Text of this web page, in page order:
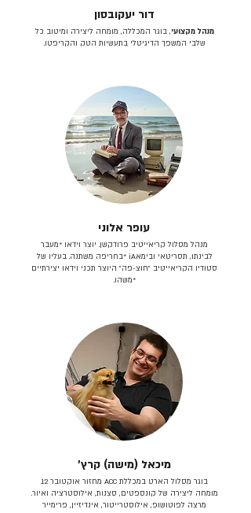
דור יעקובסון
מנהל מקצועי, בוגר המכללה, מומחה ליצירה ומיטוב כל
שלבי המשפך הדיגיטלי בתעשיות הטק והקריפטו.
עופר אלוני
מנהל מסלול קריאייטיב פרודקשן. יוצר וידאו *מעבר
לבינתו, תסריטאי וב​ימאiA‎ *בחריפה משתנה. בעליו של
סטודיו הקריאייטיב ״חוצ-פה״ היוצר תכני וידאו יצירתיים
*משהו.
מיכאל (מישה) קרץ׳
בוגר מסלול הארט במכללת ACC מחזור אוקטובר 12.
מומחה ליצירה של קונספטים, סצנות, אילוסטרציה ואיור.
מרצה לפוטושופ, אילוסטרייטור, אינדיזיין, פרימייר